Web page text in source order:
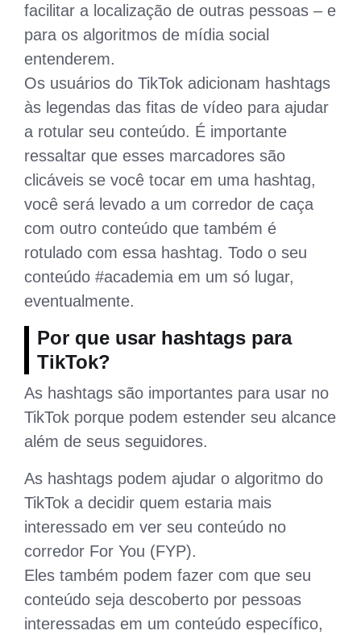
facilitar a localização de outras pessoas – e
para os algoritmos de mídia social
entenderem.
Os usuários do TikTok adicionam hashtags
às legendas das fitas de vídeo para ajudar
a rotular seu conteúdo. É importante
ressaltar que esses marcadores são
clicáveis ​​se você tocar em uma hashtag,
você será levado a um corredor de caça
com outro conteúdo que também é
rotulado com essa hashtag. Todo o seu
conteúdo #academia em um só lugar,
eventualmente.
Por que usar hashtags para
TikTok?
As hashtags são importantes para usar no
TikTok porque podem estender seu alcance
além de seus seguidores.
As hashtags podem ajudar o algoritmo do
TikTok a decidir quem estaria mais
interessado em ver seu conteúdo no
corredor For You (FYP).
Eles também podem fazer com que seu
conteúdo seja descoberto por pessoas
interessadas em um conteúdo específico,